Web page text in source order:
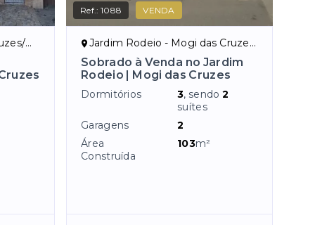
SP
Ref.:1088 VENDA
Jardim Rodeio - Mogi das Cruzes/SP
Sobrado à Venda no Jardim
Rodeio | Mogi das Cruzes
Dormitórios 3, sendo2
suítes
Garagens
2
Área
Construída
103m²